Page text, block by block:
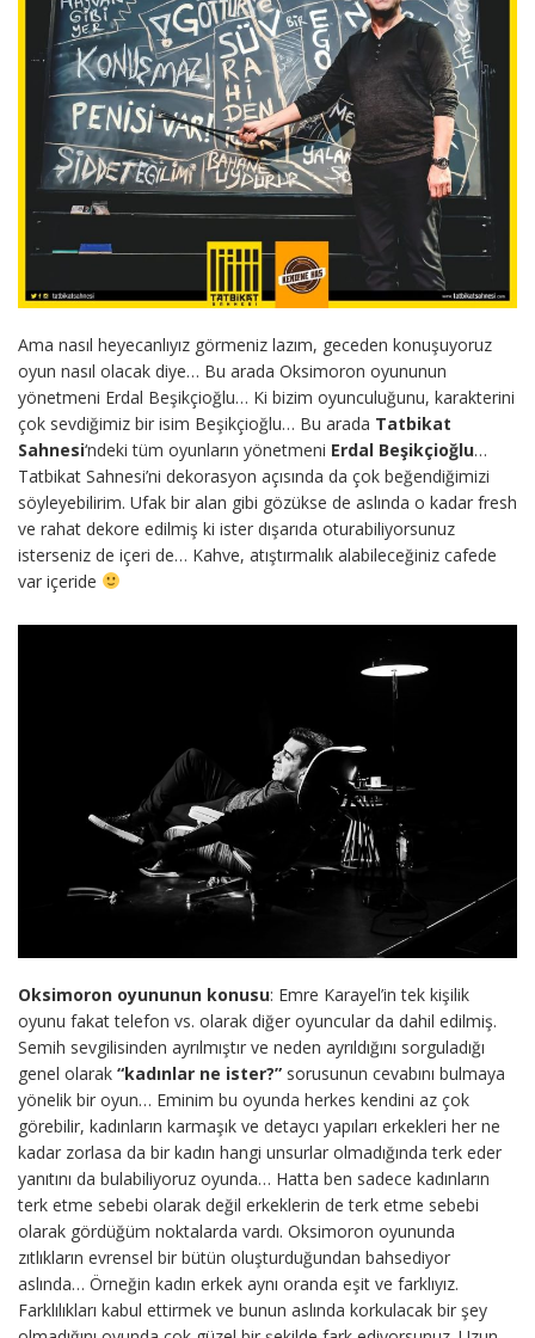
Ama nasıl heyecanlıyız görmeniz lazım, geceden konuşuyoruz
oyun nasıl olacak diye… Bu arada Oksimoron oyununun
yönetmeni Erdal Beşikçioğlu… Ki bizim oyunculuğunu, karakterini
çok sevdiğimiz bir isim Beşikçioğlu… Bu arada Tatbikat
Sahnesi‘ndeki tüm oyunların yönetmeni Erdal Beşikçioğlu…
Tatbikat Sahnesi’ni dekorasyon açısında da çok beğendiğimizi
söyleyebilirim. Ufak bir alan gibi gözükse de aslında o kadar fresh
ve rahat dekore edilmiş ki ister dışarıda oturabiliyorsunuz
isterseniz de içeri de… Kahve, atıştırmalık alabileceğiniz cafede
var içeride
Oksimoron oyununun konusu: Emre Karayel’in tek kişilik
oyunu fakat telefon vs. olarak diğer oyuncular da dahil edilmiş.
Semih sevgilisinden ayrılmıştır ve neden ayrıldığını sorguladığı
genel olarak “kadınlar ne ister?” sorusunun cevabını bulmaya
yönelik bir oyun… Eminim bu oyunda herkes kendini az çok
görebilir, kadınların karmaşık ve detaycı yapıları erkekleri her ne
kadar zorlasa da bir kadın hangi unsurlar olmadığında terk eder
yanıtını da bulabiliyoruz oyunda… Hatta ben sadece kadınların
terk etme sebebi olarak değil erkeklerin de terk etme sebebi
olarak gördüğüm noktalarda vardı. Oksimoron oyununda
zıtlıkların evrensel bir bütün oluşturduğundan bahsediyor
aslında… Örneğin kadın erkek aynı oranda eşit ve farklıyız.
Farklılıkları kabul ettirmek ve bunun aslında korkulacak bir şey